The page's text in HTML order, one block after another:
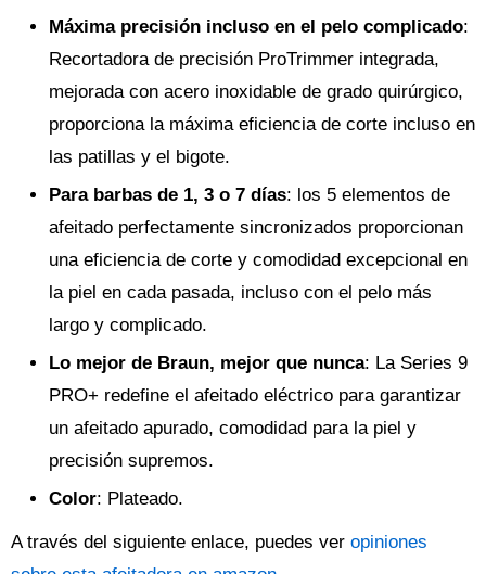
Máxima precisión incluso en el pelo complicado:
Recortadora de precisión ProTrimmer integrada,
mejorada con acero inoxidable de grado quirúrgico,
proporciona la máxima eficiencia de corte incluso en
las patillas y el bigote.
Para barbas de 1, 3 o 7 días: los 5 elementos de
afeitado perfectamente sincronizados proporcionan
una eficiencia de corte y comodidad excepcional en
la piel en cada pasada, incluso con el pelo más
largo y complicado.
Lo mejor de Braun, mejor que nunca: La Series 9
PRO+ redefine el afeitado eléctrico para garantizar
un afeitado apurado, comodidad para la piel y
precisión supremos.
Color: Plateado.
A través del siguiente enlace, puedes ver opiniones